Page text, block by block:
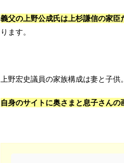
義父の上野公成氏は上杉謙信の家臣
ります。
上野宏史議員の家族構成は妻と子供。
自身のサイトに奥さまと息子さんの